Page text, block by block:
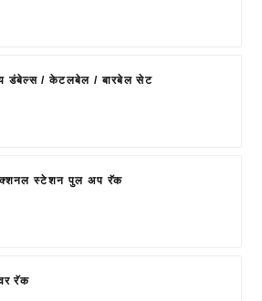
डंबेल्स / केटलबेल / बारबेल सेट
स्टेशन पुल अप रॅक
रॅक